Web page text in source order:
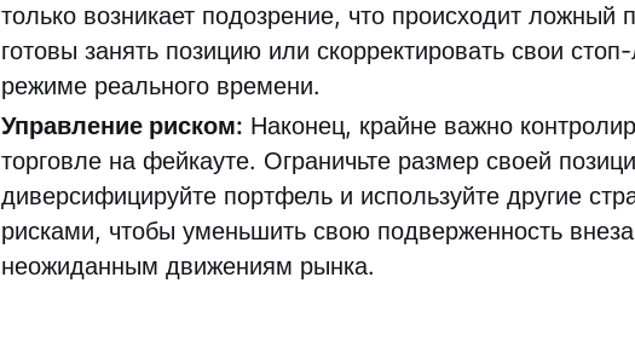
только возникает подозрение, что происходит ложный
готовы занять позицию или скорректировать свои
режиме реального времени.
Управление риском: Наконец, крайне важно
торговле на фейкауте. Ограничьте размер своей
диверсифицируйте портфель и используйте другие
рисками, чтобы уменьшить свою подверженность
неожиданным движениям рынка.